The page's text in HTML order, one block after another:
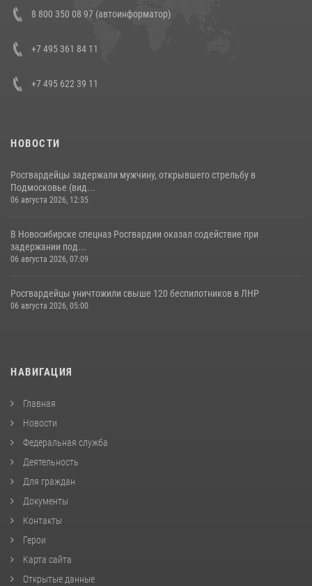
В Росгвардии прошла военно-научная конференция по обобщению
боевого опыта
8 800 350 08 97 (автоинформатор)
+7 495 361 84 11
+7 495 622 39 11
НОВОСТИ
Росгвардейцы задержали мужчину, открывшего стрельбу в
Подмосковье (вид...
06 августа 2026, 12:35
В Новосибирске спецназ Росгвардии оказал содействие при
задержании под...
06 августа 2026, 07:09
Росгвардейцы уничтожили свыше 120 беспилотников в ЛНР
06 августа 2026, 05:00
НАВИГАЦИЯ
Главная
Новости
Федеральная служба
Деятельность
Для граждан
Документы
Контакты
Герои
Карта сайта
Открытые данные